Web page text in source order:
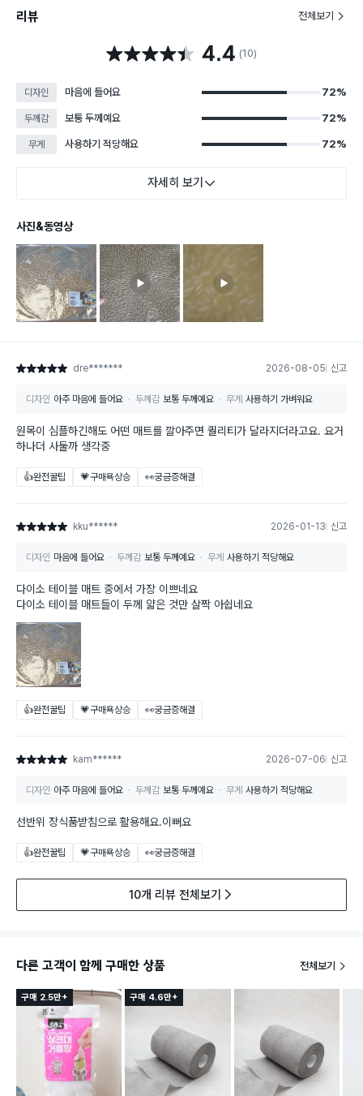
리뷰 전체보기
별점 4.4점 4.4 (10)
디자인 마음에 들어요 72%
두께감 보통 두께예요 72%
무게 사용하기 적당해요 72%
자세히 보기
사진&동영상
별점 5점 dre******* 2026-08-05 신고
디자인 아주 마음에 들어요 두께감 보통 두께예요 무게 사용하기 가벼워요
원목이 심플하긴해도 어떤 매트를 깔아주면 퀄리티가 달라지더라고요. 요거
하나더 사둘까 생각중
👍완전꿀팁 💗구매욕상승 👀궁금증해결
별점 5점 kku****** 2026-01-13 신고
디자인 마음에 들어요 두께감 보통 두께예요 무게 사용하기 적당해요
다이소 테이블 매트 중에서 가장 이쁘네요
다이소 테이블 매트들이 두께 얇은 것만 살짝 아쉽네요
👍완전꿀팁 💗구매욕상승 👀궁금증해결
별점 5점 kam****** 2026-07-06 신고
디자인 아주 마음에 들어요 두께감 보통 두께예요 무게 사용하기 적당해요
선반위 장식품받침으로 활용해요.이뻐요
👍완전꿀팁 💗구매욕상승 👀궁금증해결
10개 리뷰 전체보기
다른 고객이 함께 구매한 상품 전체보기
구매 2.5만+ 구매 4.6만+